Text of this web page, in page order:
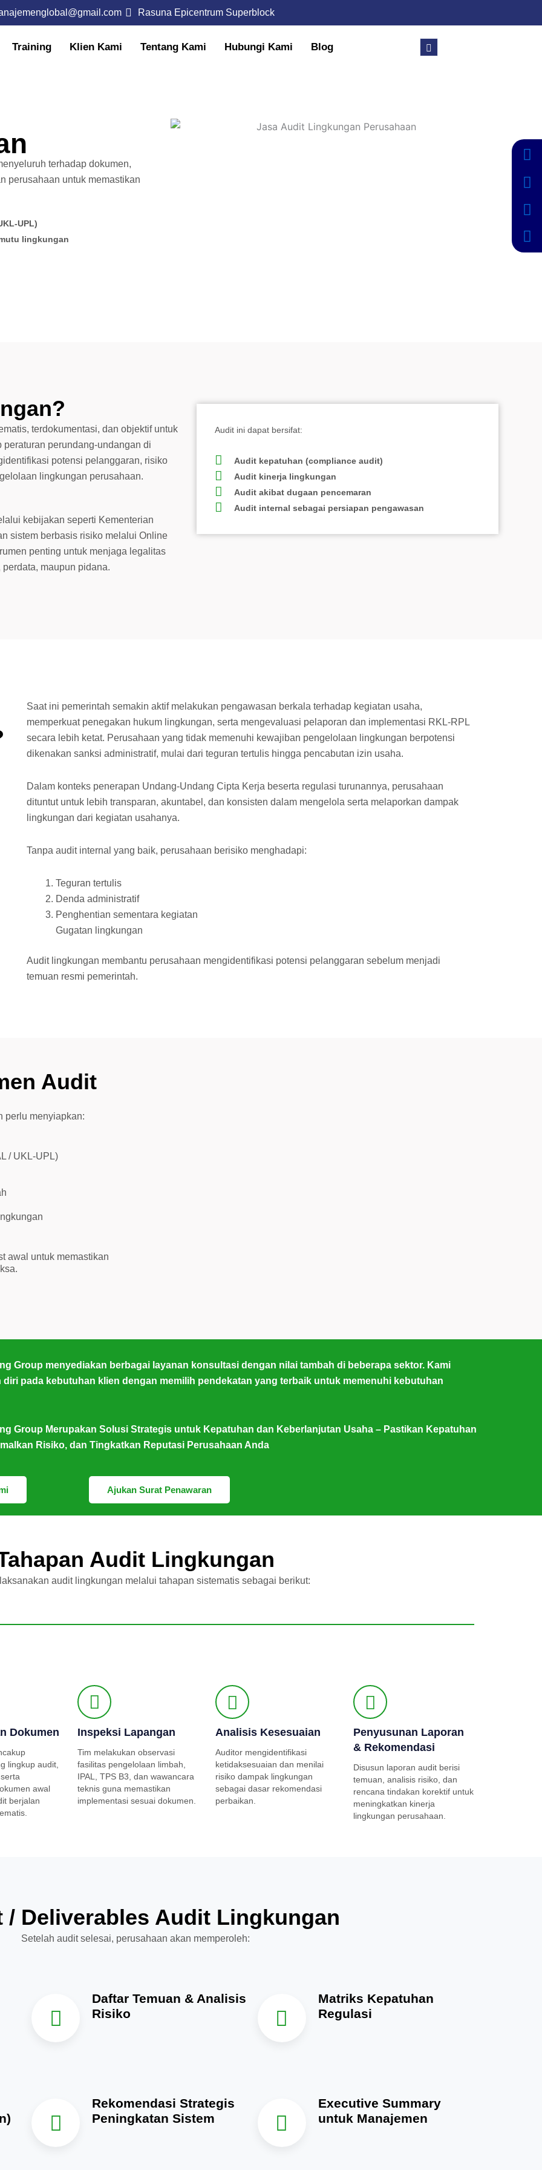
Rasuna Epicentrum Superblock
Training Klien Kami Tentang Kami Hubungi Kami Blog
terhadap dokumen,
perusahaan untuk memastikan
UPL)
lingkungan
terdokumentasi, dan objektif untuk
perundang-undangan di
potensi pelanggaran, risiko
lingkungan perusahaan.
kebijakan seperti Kementerian
sistem berbasis risiko melalui Online
penting untuk menjaga legalitas
maupun pidana.
Audit ini dapat bersifat:
Audit kepatuhan (compliance audit)
Audit kinerja lingkungan
Audit akibat dugaan pencemaran
Audit internal sebagai persiapan pengawasan
Saat ini pemerintah semakin aktif melakukan pengawasan berkala terhadap kegiatan usaha,
memperkuat penegakan hukum lingkungan, serta mengevaluasi pelaporan dan implementasi RKL-RPL
secara lebih ketat. Perusahaan yang tidak memenuhi kewajiban pengelolaan lingkungan berpotensi
dikenakan sanksi administratif, mulai dari teguran tertulis hingga pencabutan izin usaha.
Dalam konteks penerapan Undang-Undang Cipta Kerja beserta regulasi turunannya, perusahaan
dituntut untuk lebih transparan, akuntabel, dan konsisten dalam mengelola serta melaporkan dampak
lingkungan dari kegiatan usahanya.
Tanpa audit internal yang baik, perusahaan berisiko menghadapi:
Teguran tertulis
Denda administratif
Penghentian sementara kegiatan
Gugatan lingkungan
Audit lingkungan membantu perusahaan mengidentifikasi potensi pelanggaran sebelum menjadi
temuan resmi pemerintah.
Audit
perlu menyiapkan:
/ UKL-UPL)
awal untuk memastikan
Group menyediakan berbagai layanan konsultasi dengan nilai tambah di beberapa sektor. Kami
diri pada kebutuhan klien dengan memilih pendekatan yang terbaik untuk memenuhi kebutuhan
Group Merupakan Solusi Strategis untuk Kepatuhan dan Keberlanjutan Usaha – Pastikan Kepatuhan
Risiko, dan Tingkatkan Reputasi Perusahaan Anda
Ajukan Surat Penawaran
Audit Lingkungan
audit lingkungan melalui tahapan sistematis sebagai berikut:
Dokumen
lingkup audit,
awal
berjalan
Inspeksi Lapangan
Tim melakukan observasi
fasilitas pengelolaan limbah,
IPAL, TPS B3, dan wawancara
teknis guna memastikan
implementasi sesuai dokumen.
Analisis Kesesuaian
Auditor mengidentifikasi
ketidaksesuaian dan menilai
risiko dampak lingkungan
sebagai dasar rekomendasi
perbaikan.
Penyusunan Laporan
& Rekomendasi
Disusun laporan audit berisi
temuan, analisis risiko, dan
rencana tindakan korektif untuk
meningkatkan kinerja
lingkungan perusahaan.
/ Deliverables Audit Lingkungan
Setelah audit selesai, perusahaan akan memperoleh:
Daftar Temuan & Analisis
Risiko
Matriks Kepatuhan
Regulasi
Rekomendasi Strategis
Peningkatan Sistem
Executive Summary
untuk Manajemen